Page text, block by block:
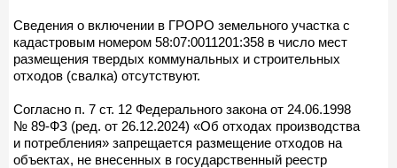
Сведения о включении в ГРОРО земельного участка с
кадастровым номером 58:07:0011201:358 в число мест
размещения твердых коммунальных и строительных
отходов (свалка) отсутствуют.
Согласно п. 7 ст. 12 Федерального закона от 24.06.1998
№ 89-ФЗ (ред. от 26.12.2024) «Об отходах производства
и потребления» запрещается размещение отходов на
объектах, не внесенных в государственный реестр